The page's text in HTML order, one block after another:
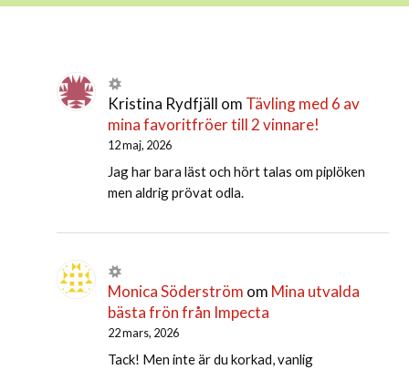
Kristina Rydfjäll om Tävling med 6 av
mina favoritfröer till 2 vinnare!
12 maj, 2026
Jag har bara läst och hört talas om piplöken
men aldrig prövat odla.
Monica Söderström om Mina utvalda
bästa frön från Impecta
22 mars, 2026
Tack! Men inte är du korkad, vanlig